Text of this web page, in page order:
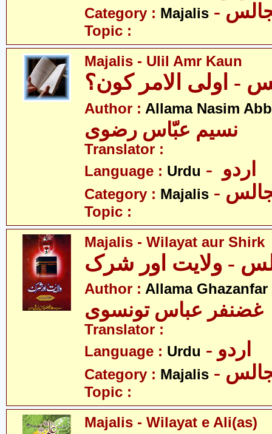
Category : Majalis
Topic :
Majalis - Ulil Amr Kaun
- اولی الامر کون؟
Author : Allama Nasim
نسیم عبّاس رضوی
Translator :
Language : Urdu
Category : Majalis
Topic :
Majalis - Wilayat aur Shirk
- ولایت اور شرک
Author : Allama
غضنفر عباس تونسوی
Translator :
Language : Urdu - اردو
Category : Majalis
Topic :
Majalis - Wilayat e Ali(as)